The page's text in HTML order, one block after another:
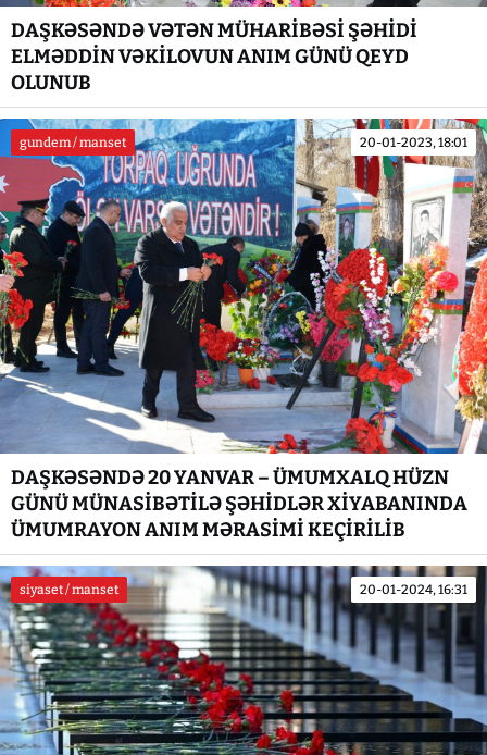
DAŞKƏSƏNDƏ VƏTƏN MÜHARİBƏSİ ŞƏHİDİ
ELMƏDDİN VƏKİLOVUN ANIM GÜNÜ QEYD
OLUNUB
gundem / manset 20-01-2023, 18:01
DAŞKƏSƏNDƏ 20 YANVAR – ÜMUMXALQ HÜZN
GÜNÜ MÜNASİBƏTİLƏ ŞƏHİDLƏR XİYABANINDA
ÜMUMRAYON ANIM MƏRASİMİ KEÇİRİLİB
siyaset / manset 20-01-2024, 16:31